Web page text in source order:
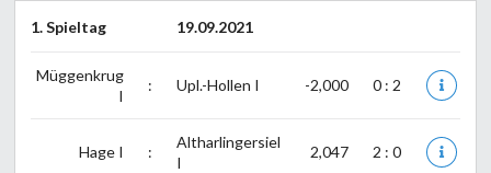
1. Spieltag 19.09.2021
Müggenkrug
I
: Upl.-Hollen I -2,000 0 : 2
Hage I :
Altharlingersiel
I
2,047 2 : 0